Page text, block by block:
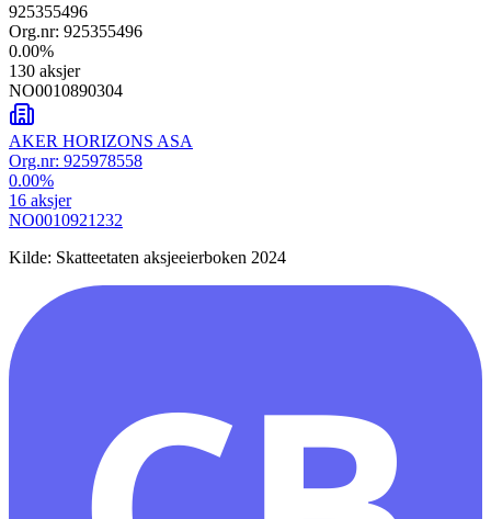
925355496
Org.nr: 925355496
0.00%
130 aksjer
NO0010890304
AKER HORIZONS ASA
Org.nr: 925978558
0.00%
16 aksjer
NO0010921232
Kilde: Skatteetaten aksjeeierboken 2024